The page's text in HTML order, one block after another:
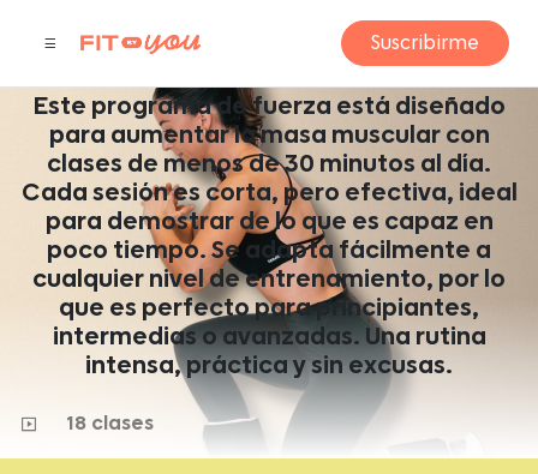
Suscribirme
BOLD EXPRESS
Este programa de fuerza está diseñado
para aumentar la masa muscular con
clases de menos de 30 minutos al día.
Cada sesión es corta, pero efectiva, ideal
para demostrar de lo que es capaz en
poco tiempo. Se adapta fácilmente a
cualquier nivel de entrenamiento, por lo
que es perfecto para principiantes,
intermedias o avanzadas. Una rutina
intensa, práctica y sin excusas.
18 clases